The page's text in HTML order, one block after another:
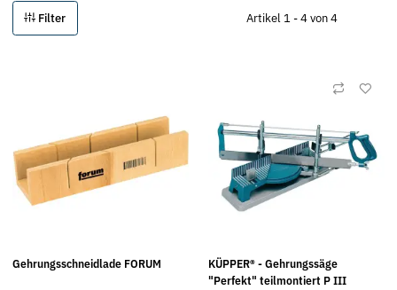
Filter Artikel 1 - 4 von 4
Gehrungsschneidlade FORUM
KÜPPER® - Gehrungssäge
"Perfekt" teilmontiert P III